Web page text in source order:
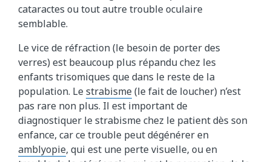
cataractes ou tout autre trouble oculaire
semblable.
Le vice de réfraction (le besoin de porter des
verres) est beaucoup plus répandu chez les
enfants trisomiques que dans le reste de la
population. Lestrabisme(le fait de loucher) n’est
pas rare non plus. Il est important de
diagnostiquer le strabisme chez le patient dès son
enfance, car ce trouble peut dégénérer en
amblyopie, qui est une perte visuelle, ou en